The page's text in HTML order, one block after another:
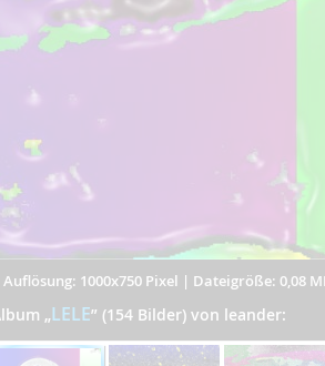
Auflösung: 1000x750 Pixel | Dateigröße: 0,08
„LELE” (154 Bilder) von leander: